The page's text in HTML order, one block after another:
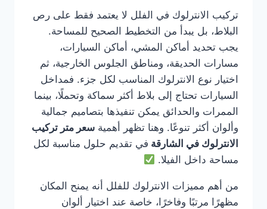
تركيب الانترلوك في الفلل لا يعتمد فقط على رص
البلاط، بل يبدأ من التخطيط الصحيح للمساحة.
يجب تحديد أماكن المشي، أماكن السيارات،
مسارات الحديقة، ومناطق الجلوس الخارجية، ثم
اختيار نوع الانترلوك المناسب لكل جزء. فمداخل
السيارات تحتاج إلى بلاط أكثر سماكة وتحملًا، بينما
الممرات والحدائق يمكن تنفيذها بتصاميم جمالية
وألوان أكثر تنوعًا. وهنا تظهر أهمية سعر متر تركيب
الانترلوك في الشارقة في تقديم حلول مناسبة لكل
مساحة داخل الفيلا.
من أهم مميزات الانترلوك للفلل أنه يمنح المكان
مظهرًا مرتبًا وفاخرًا، خاصة عند اختيار ألوان